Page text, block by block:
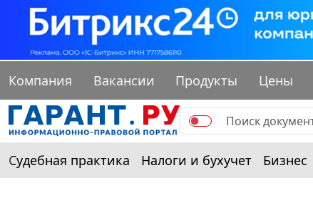
Компания Вакансии Продукты Цены
Судебная практика Налоги и бухучет Бизнес